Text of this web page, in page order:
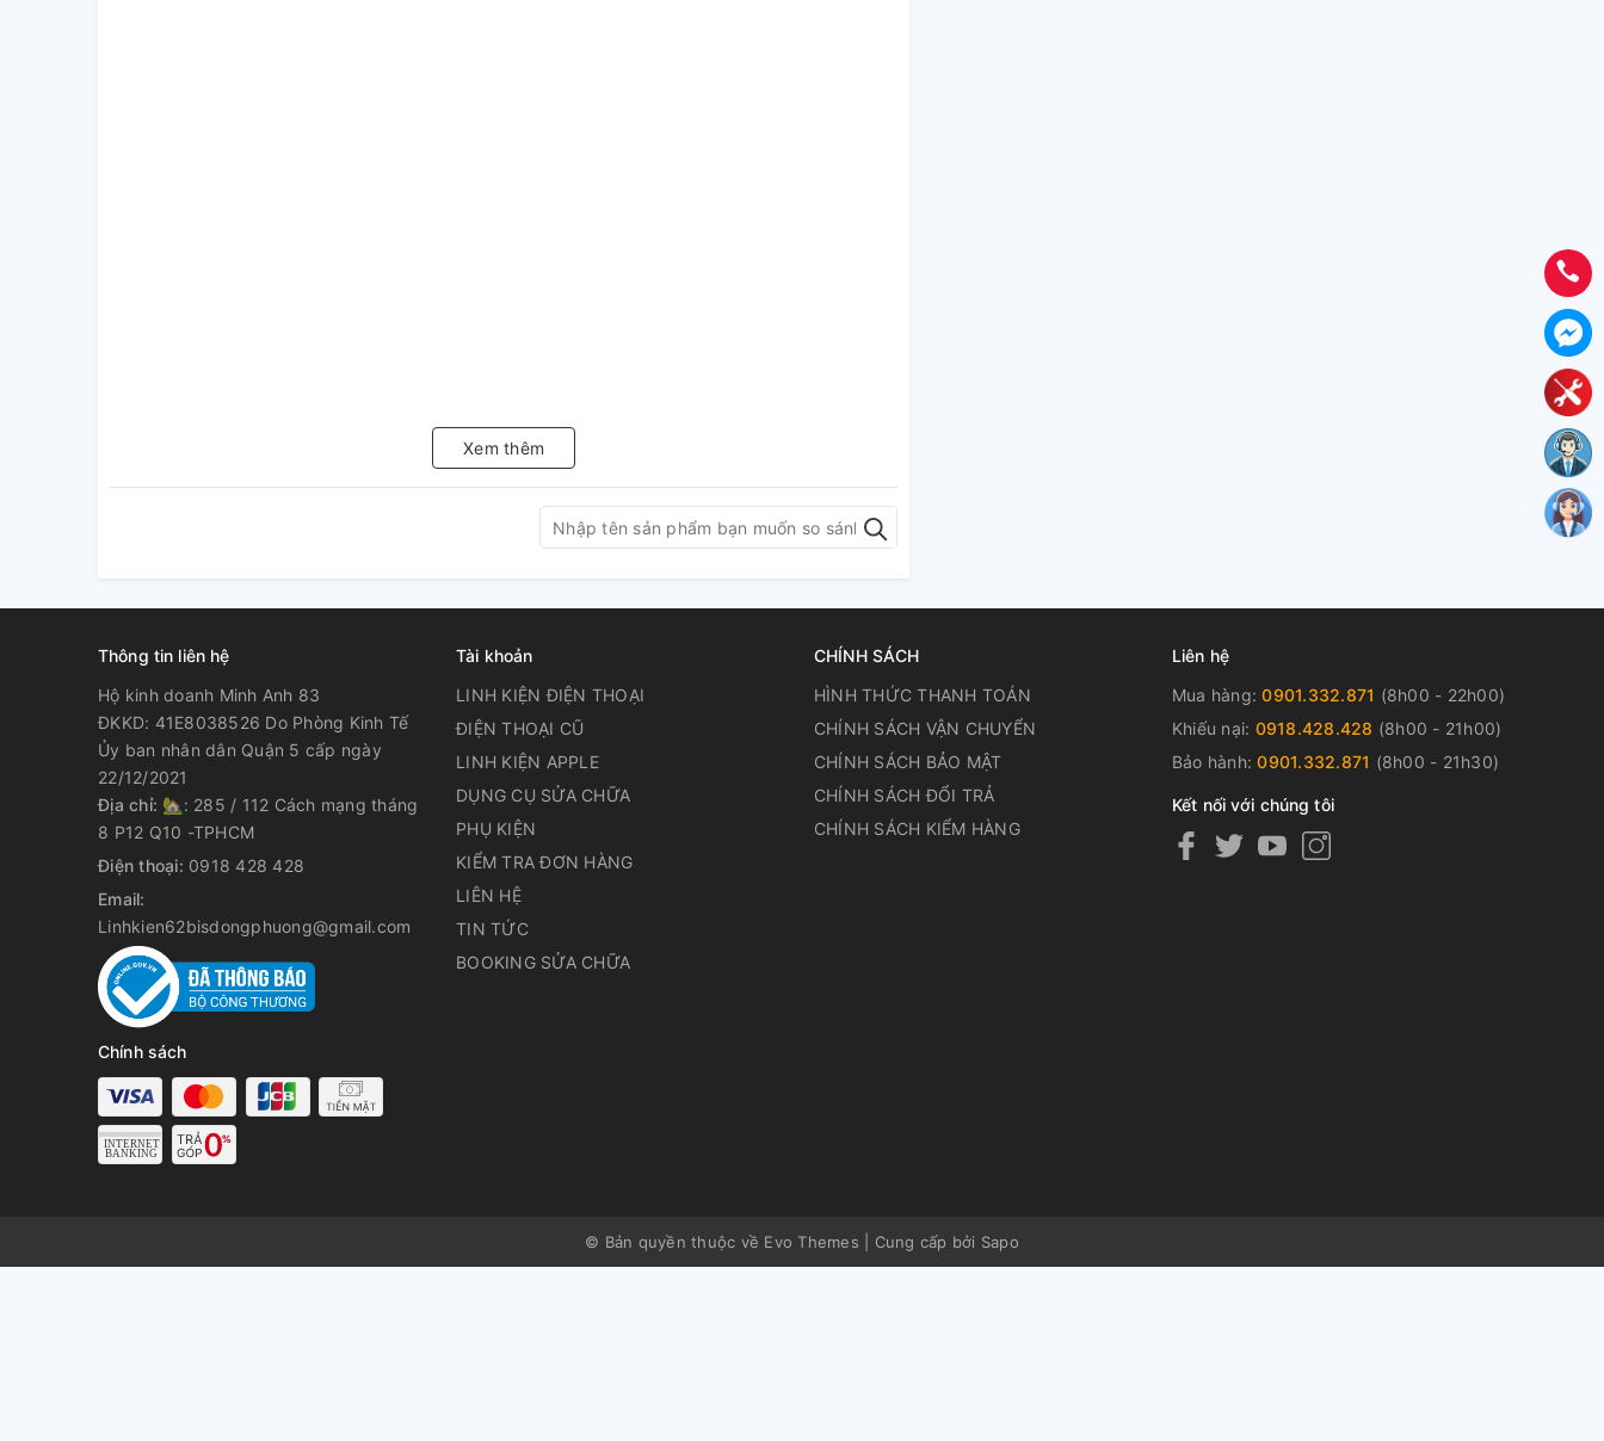
Xem thêm
Thông tin liên hệ
Hộ kinh doanh Minh Anh 83
ĐKKD: 41E8038526 Do Phòng Kinh Tế
Ủy ban nhân dân Quận 5 cấp ngày
22/12/2021
Địa chỉ: 🏡: 285 / 112 Cách mạng tháng
8 P12 Q10 -TPHCM
Điện thoại: 0918 428 428
Email:
Linhkien62bisdongphuong@gmail.com
Chính sách
Tài khoản
LINH KIỆN ĐIỆN THOẠI
ĐIỆN THOẠI CŨ
LINH KIỆN APPLE
DỤNG CỤ SỬA CHỮA
PHỤ KIỆN
KIỂM TRA ĐƠN HÀNG
LIÊN HỆ
TIN TỨC
BOOKING SỬA CHỮA
CHÍNH SÁCH
HÌNH THỨC THANH TOÁN
CHÍNH SÁCH VẬN CHUYỂN
CHÍNH SÁCH BẢO MẬT
CHÍNH SÁCH ĐỔI TRẢ
CHÍNH SÁCH KIỂM HÀNG
Liên hệ
Mua hàng:0901.332.871 (8h00 - 22h00)
Khiếu nại: 0918.428.428 (8h00 - 21h00)
Bảo hành:0901.332.871 (8h00 - 21h30)
Kết nối với chúng tôi
© Bản quyền thuộc về Evo Themes Cung cấp bởi Sapo